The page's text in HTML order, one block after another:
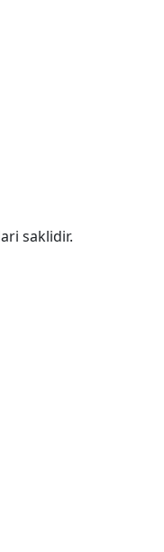
saklidir.